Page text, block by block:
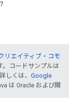
リエイティブ・コモ
。コードサンプルは
しくは、 Google
は Oracle および関